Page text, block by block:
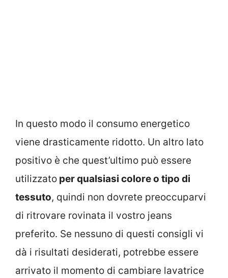
In questo modo il consumo energetico
viene drasticamente ridotto. Un altro lato
positivo è che quest’ultimo può essere
utilizzato per qualsiasi colore o tipo di
tessuto, quindi non dovrete preoccuparvi
di ritrovare rovinata il vostro jeans
preferito. Se nessuno di questi consigli vi
dà i risultati desiderati, potrebbe essere
arrivato il momento di cambiare lavatrice